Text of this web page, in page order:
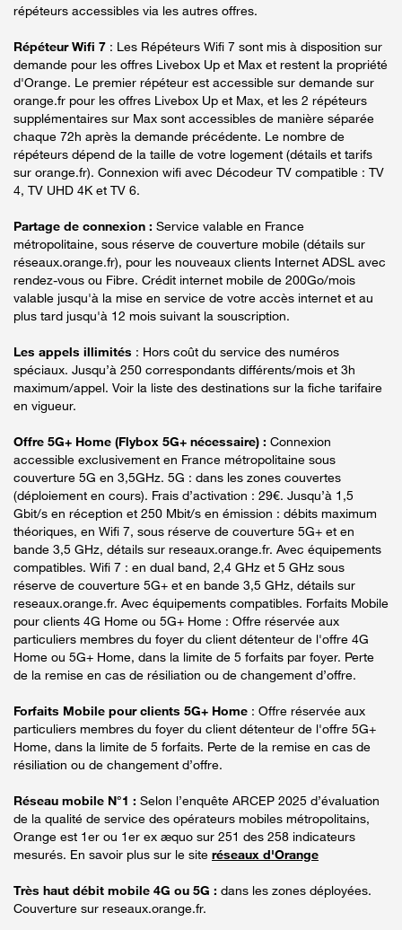
répéteurs accessibles via les autres offres.
Répéteur Wifi 7 : Les Répéteurs Wifi 7 sont mis à disposition sur
demande pour les offres Livebox Up et Max et restent la propriété
d'Orange. Le premier répéteur est accessible sur demande sur
orange.fr pour les offres Livebox Up et Max, et les 2 répéteurs
supplémentaires sur Max sont accessibles de manière séparée
chaque 72h après la demande précédente. Le nombre de
répéteurs dépend de la taille de votre logement (détails et tarifs
sur orange.fr). Connexion wifi avec Décodeur TV compatible : TV
4, TV UHD 4K et TV 6.
Partage de connexion : Service valable en France
métropolitaine, sous réserve de couverture mobile (détails sur
réseaux.orange.fr), pour les nouveaux clients Internet ADSL avec
rendez-vous ou Fibre. Crédit internet mobile de 200Go/mois
valable jusqu'à la mise en service de votre accès internet et au
plus tard jusqu'à 12 mois suivant la souscription.
Les appels illimités : Hors coût du service des numéros
spéciaux. Jusqu’à 250 correspondants différents/mois et 3h
maximum/appel. Voir la liste des destinations sur la fiche tarifaire
en vigueur.
Offre 5G+ Home (Flybox 5G+ nécessaire) : Connexion
accessible exclusivement en France métropolitaine sous
couverture 5G en 3,5GHz. 5G : dans les zones couvertes
(déploiement en cours). Frais d’activation : 29€. Jusqu’à 1,5
Gbit/s en réception et 250 Mbit/s en émission : débits maximum
théoriques, en Wifi 7, sous réserve de couverture 5G+ et en
bande 3,5 GHz, détails sur reseaux.orange.fr. Avec équipements
compatibles. Wifi 7 : en dual band, 2,4 GHz et 5 GHz sous
réserve de couverture 5G+ et en bande 3,5 GHz, détails sur
reseaux.orange.fr. Avec équipements compatibles. Forfaits Mobile
pour clients 4G Home ou 5G+ Home : Offre réservée aux
particuliers membres du foyer du client détenteur de l'offre 4G
Home ou 5G+ Home, dans la limite de 5 forfaits par foyer. Perte
de la remise en cas de résiliation ou de changement d’offre.
Forfaits Mobile pour clients 5G+ Home : Offre réservée aux
particuliers membres du foyer du client détenteur de l'offre 5G+
Home, dans la limite de 5 forfaits. Perte de la remise en cas de
résiliation ou de changement d’offre.
Réseau mobile N°1 : Selon l’enquête ARCEP 2025 d’évaluation
de la qualité de service des opérateurs mobiles métropolitains,
Orange est 1er ou 1er ex æquo sur 251 des 258 indicateurs
mesurés. En savoir plus sur le site réseaux d'Orange
Très haut débit mobile 4G ou 5G : dans les zones déployées.
Couverture sur reseaux.orange.fr.